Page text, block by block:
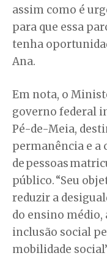
assim como é
para que essa
tenha
Ana.
Em nota, o
governo federal
Pé-de-Meia,
permanência e a
de pessoas
público. “Seu
reduzir a
do ensino
inclusão social
mobilidade